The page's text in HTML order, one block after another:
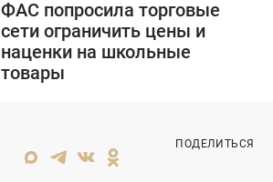
ФАС попросила торговые
сети ограничить цены и
наценки на школьные
товары
ПОДЕЛИТЬСЯ